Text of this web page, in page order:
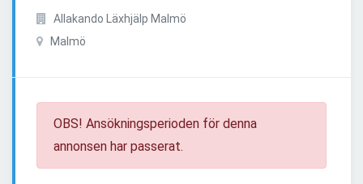
Allakando Läxhjälp Malmö
Malmö
OBS! Ansökningsperioden för denna
annonsen har passerat.